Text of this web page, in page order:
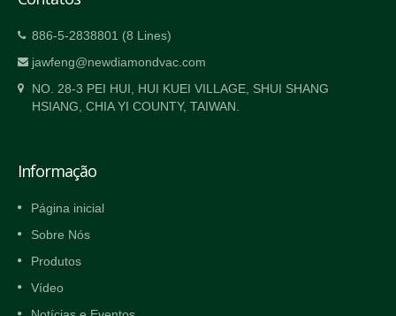
886-5-2838801 (8 Lines)
jawfeng@newdiamondvac.com
NO. 28-3 PEI HUI, HUI KUEI VILLAGE, SHUI SHANG
HSIANG, CHIA YI COUNTY, TAIWAN.
Informação
Página inicial
Sobre Nós
Produtos
Vídeo